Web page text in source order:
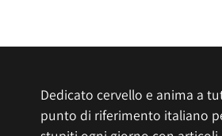
Dedicato cervello e anima a
punto di riferimento italiano